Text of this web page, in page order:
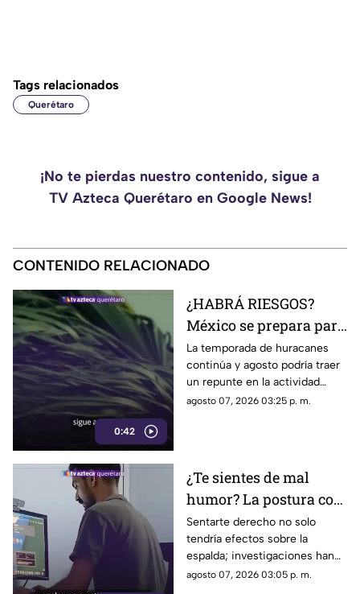
Tags relacionados
Querétaro
¡No te pierdas nuestro contenido, sigue a
TV Azteca Querétaro en Google News!
CONTENIDO RELACIONADO
0:42
¿HABRÁ RIESGOS?
México se prepara para
otro posible ciclón
tropical; esta sería la
fecha
La temporada de huracanes
continúa y agosto podría traer
un repunte en la actividad
tropical; estos son los
agosto 07, 2026 03:25 p. m.
¿Te sientes de mal
humor? La postura con
la que pasas el día
podría influir
Sentarte derecho no solo
tendría efectos sobre la
espalda; investigaciones han
encontrado una posible
agosto 07, 2026 03:05 p. m.